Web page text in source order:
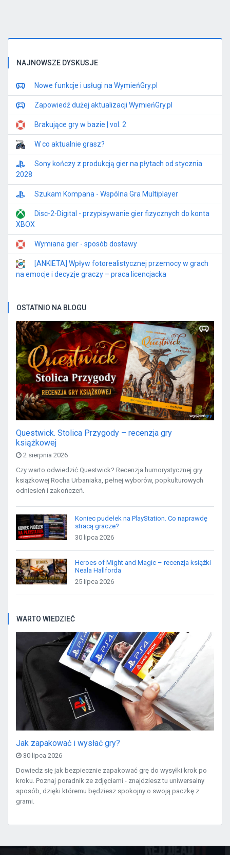
NAJNOWSZE DYSKUSJE
Nowe funkcje i usługi na WymieńGry.pl
Zapowiedź dużej aktualizacji WymieńGry.pl
Brakujące gry w bazie | vol. 2
W co aktualnie grasz?
Sony kończy z produkcją gier na płytach od stycznia
2028
Szukam Kompana - Wspólna Gra Multiplayer
Disc-2-Digital - przypisywanie gier fizycznych do konta
XBOX
Wymiana gier - sposób dostawy
[ANKIETA] Wpływ fotorealistycznej przemocy w grach
na emocje i decyzje graczy – praca licencjacka
OSTATNIO NA BLOGU
Questwick. Stolica Przygody – recenzja gry
książkowej
2 sierpnia 2026
Czy warto odwiedzić Questwick? Recenzja humorystycznej gry
książkowej Rocha Urbaniaka, pełnej wyborów, popkulturowych
odniesień i zakończeń.
Koniec pudełek na PlayStation. Co naprawdę
stracą gracze?
30 lipca 2026
Heroes of Might and Magic – recenzja książki
Neala Hallforda
25 lipca 2026
WARTO WIEDZIEĆ
Jak zapakować i wysłać gry?
30 lipca 2026
Dowiedz się jak bezpiecznie zapakować grę do wysyłki krok po
kroku. Poznaj poradnik ze zdjęciami - znajdziesz tu uniwersalny
sposób, dzięki któremu będziesz spokojny o swoją paczkę z
grami.